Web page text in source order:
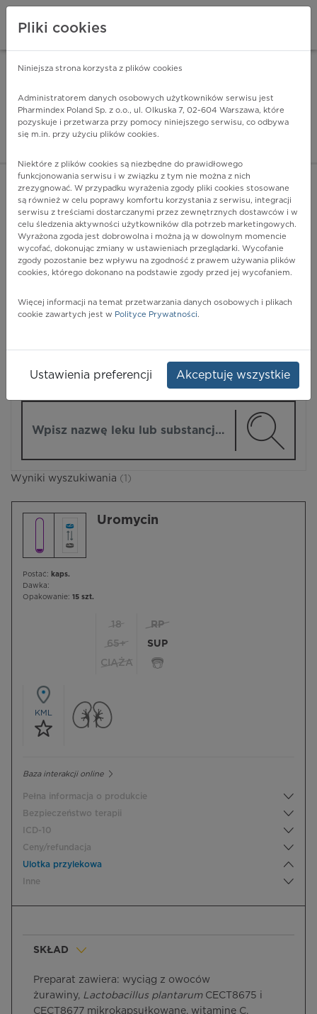
Pharmindex - lider
ZALOGUJ SIĘ
POKAŻ FILTRY
Pharmindex
Wyniki wyszukiwania (1)
Uromycin
Postać: kaps.
Dawka:
Opakowanie: 15 szt.
18
65+
CIĄŻA
RP
SUP
KML
Baza interakcji online
Pełna informacja o produkcie
Bezpieczeństwo terapii
ICD-10
Ceny/refundacja
Ulotka przylekowa
Inne
SKŁAD
Preparat zawiera: wyciąg z owoców
żurawiny, Lactobacillus plantarumCECT8675 i
CECT8677 mikrokapsułkowane, witaminę C.
Pliki cookies
Niniejsza strona korzysta z plików cookies
Administratorem danych osobowych użytkowników serwisu jest
Pharmindex Poland Sp. z o.o., ul. Olkuska 7, 02-604 Warszawa, które
pozyskuje i przetwarza przy pomocy niniejszego serwisu, co odbywa
się m.in. przy użyciu plików cookies.
Niektóre z plików cookies są niezbędne do prawidłowego
funkcjonowania serwisu i w związku z tym nie można z nich
zrezygnować. W przypadku wyrażenia zgody pliki cookies stosowane
są również w celu poprawy komfortu korzystania z serwisu, integracji
serwisu z treściami dostarczanymi przez zewnętrznych dostawców i w
celu śledzenia aktywności użytkowników dla potrzeb marketingowych.
Wyrażona zgoda jest dobrowolna i można ją w dowolnym momencie
wycofać, dokonując zmiany w ustawieniach przeglądarki. Wycofanie
zgody pozostanie bez wpływu na zgodność z prawem używania plików
cookies, którego dokonano na podstawie zgody przed jej wycofaniem.
Więcej informacji na temat przetwarzania danych osobowych i plikach
cookie zawartych jest w Polityce Prywatności.
Ustawienia preferencji Akceptuję wszystkie
ZA DARMO - w Google Play INSTALUJ